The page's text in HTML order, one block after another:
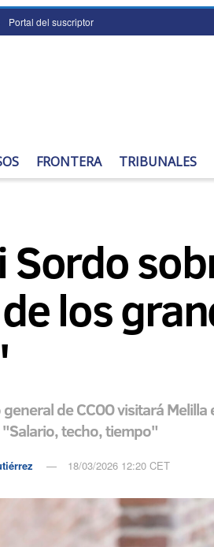
Portal del suscriptor
FRONTERA TRIBUNALES
Sordo
los
general de CCOO visitará
techo, tiempo"
18/03/2026 12:20 CET